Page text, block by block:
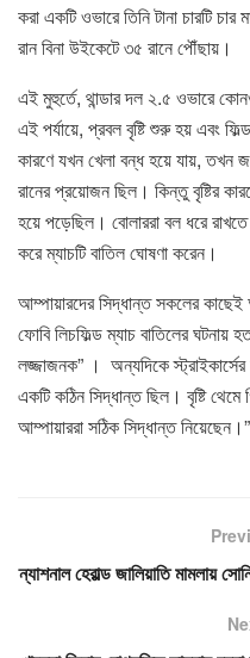
করা একটি ওভারে তিনি টানা চারটি চার
রান বিনা উইকেটে ৩৫ রানে পৌঁছায়।
এই মুহুর্তে, থান্ডার দল ২.৫ ওভারে
এই পর্যায়ে, প্রবল বৃষ্টি শুরু হয় এবং
কারণে যখন খেলা বন্ধ হয়ে যায়, তখন
রানের প্রয়োজন ছিল। কিন্তু বৃষ্টির
হয়ে পড়েছিল। বোলাররা বল ধরে
করে ম্যাচটি বাতিল ঘোষণা করেন।
আম্পায়ারদের সিদ্ধান্ত সকলের কাছেই
ফোবি লিচফিল্ড ম্যাচ বাতিলের
লজ্জাজনক” । অন্যদিকে স্ট্রাইকার্সের
একটি কঠিন সিদ্ধান্ত ছিল। বৃষ্টি
আম্পায়াররা সঠিক সিদ্ধান্ত নিয়েছেন।”
ন্যাশনাল হেরাল্ড জালিয়াতি মামলায়